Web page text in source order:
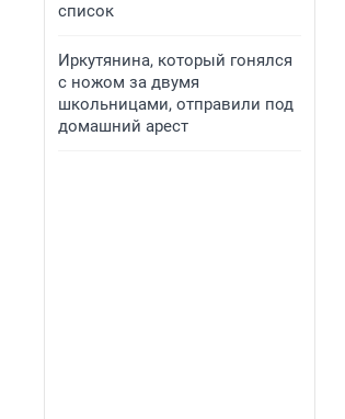
список
Иркутянина, который гонялся
с ножом за двумя
школьницами, отправили под
домашний арест